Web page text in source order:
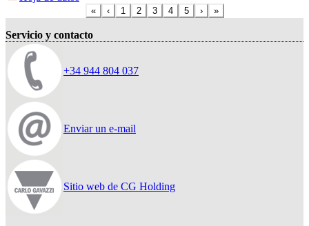
« ‹ 1 2 3 4 5 › »
Servicio y contacto
+34 944 804 037
Enviar un e-mail
Sitio web de CG Holding